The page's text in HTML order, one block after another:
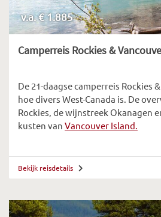
v.a. € 1.885
Camperreis Rockies &
De 21-daagse camperreis Rockies
hoe divers West-Canada is. De
Rockies, de wijnstreek Okanagen
kusten van Vancouver Island.
Bekijk reisdetails